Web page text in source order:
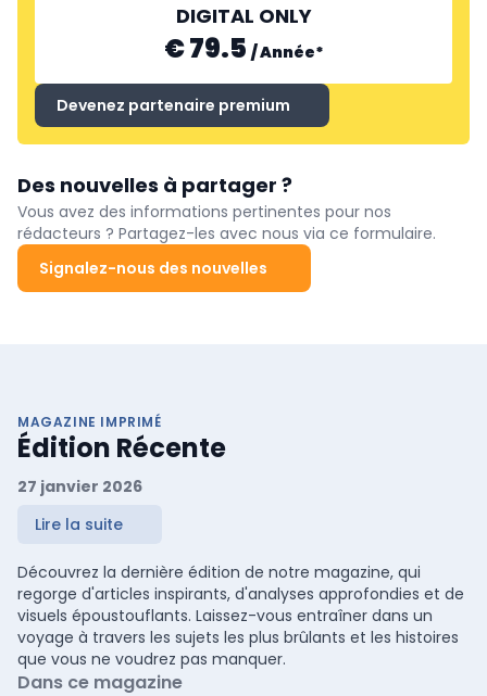
DIGITAL ONLY
€ 79.5 /Année*
Devenez partenaire premium
Des nouvelles à partager ?
Vous avez des informations pertinentes pour nos
rédacteurs ? Partagez-les avec nous via ce formulaire.
Signalez-nous des nouvelles
MAGAZINE IMPRIMÉ
Édition Récente
27 janvier 2026
Lire la suite
Découvrez la dernière édition de notre magazine, qui
regorge d'articles inspirants, d'analyses approfondies et de
visuels époustouflants. Laissez-vous entraîner dans un
voyage à travers les sujets les plus brûlants et les histoires
que vous ne voudrez pas manquer.
Dans ce magazine